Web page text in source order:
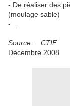
- De réaliser des
(moulage sable)
- ...
Source : CTIF
Décembre 2008